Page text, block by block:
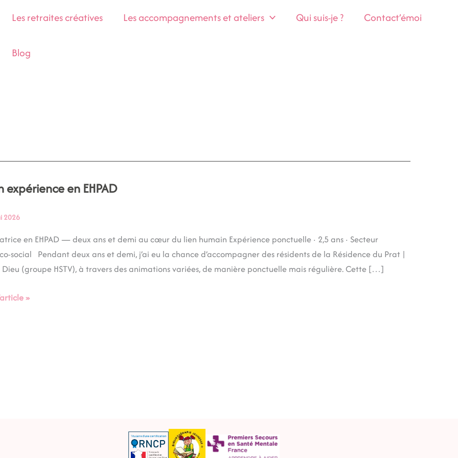
Les retraites créatives Les accompagnements et ateliers Qui suis-je ? Contact’émoi
Blog
expérience en EHPAD
2026
en EHPAD — deux ans et demi au cœur du lien humain Expérience ponctuelle · 2,5 ans · Secteur
social Pendant deux ans et demi, j’ai eu la chance d’accompagner des résidents de la Résidence du Prat |
Dieu (groupe HSTV), à travers des animations variées, de manière ponctuelle mais régulière. Cette […]
»